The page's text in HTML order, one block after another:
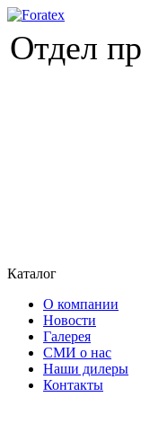
Отдел
Каталог
О компании
Новости
Галерея
СМИ о нас
Наши дилеры
Контакты